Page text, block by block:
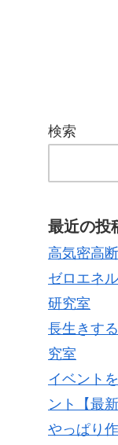
検索
最近の投
高気密高
ゼロエネ
研究室
長生きす
究室
イベント
ント【最新
やっぱり